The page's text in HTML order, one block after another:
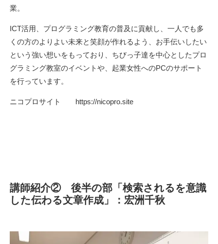
業。
ICT活用、プログラミング教育の普及に貢献し、一人でも多
くの方のよりよい未来と笑顔が作れるよう、お手伝いしたい
という強い想いをもっており、ちびっ子達を中心としたプロ
グラミング教室のイベントや、起業女性へのPCのサポート
を行っています。
ニコプロサイト https://nicopro.site
講師紹介② 後半の部「検索されるを意識
した伝わる文章作成」：宏洲千秋